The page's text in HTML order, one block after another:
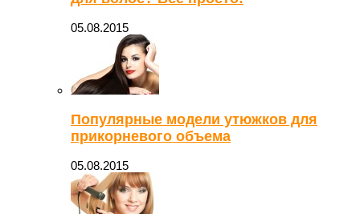
05.08.2015
Популярные модели утюжков для
прикорневого объема
05.08.2015